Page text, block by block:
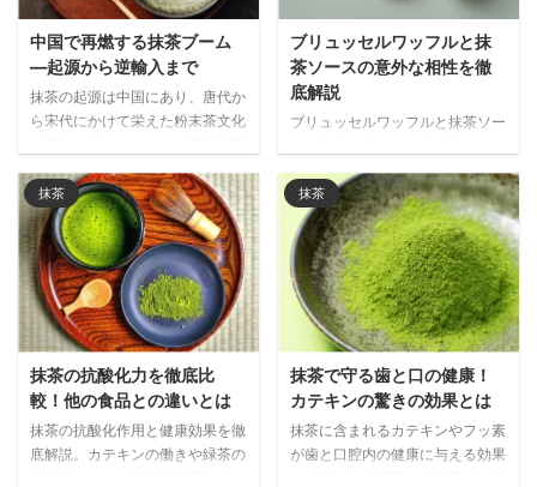
中国で再燃する抹茶ブーム
―起源から逆輸入まで
抹茶の起源は中国にあり、唐代か
ら宋代にかけて栄えた粉末茶文化
では日本経由で再び注目される興
味深い歴史と文化の循環を解説し
ます。
ブリュッセルワッフルと抹
茶ソースの意外な相性を徹
底解説
ブリュッセルワッフルと抹茶ソー
苦い抹茶が濃厚な甘さを引き締
め、世界で注目される和洋折衷の
新しい味わいの魅力をご紹介しま
す。
抹茶
抹茶の抗酸化力を徹底比
較！他の食品との違いとは
抹茶の抗酸化作用と健康効果を徹
底解説。カテキンの働きや緑茶の
抹茶
抹茶で守る歯と口の健康！
カテキンの驚きの効果とは
抹茶に含まれるカテキンやフッ素
が歯と口腔内の健康に与える効果